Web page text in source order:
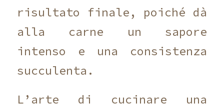
risultato finale, poiché dà
alla carne un sapore
intenso e una consistenza
succulenta.
L’arte di cucinare una